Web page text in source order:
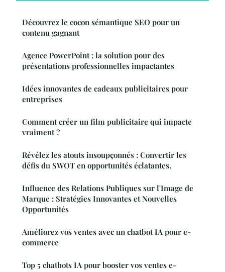
Découvrez le cocon sémantique SEO pour un
contenu gagnant
Agence PowerPoint : la solution pour des
présentations professionnelles impactantes
Idées innovantes de cadeaux publicitaires pour
entreprises
Comment créer un film publicitaire qui impacte
vraiment ?
Révélez les atouts insoupçonnés : Convertir les
défis du SWOT en opportunités éclatantes.
Influence des Relations Publiques sur l'Image de
Marque : Stratégies Innovantes et Nouvelles
Opportunités
Améliorez vos ventes avec un chatbot IA pour e-
commerce
Top 5 chatbots IA pour booster vos ventes e-